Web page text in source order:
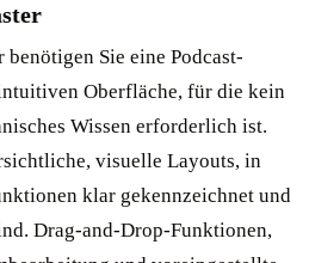
benötigen Sie eine Podcast-
Oberfläche, für die kein
Wissen erforderlich ist.
visuelle Layouts, in
klar gekennzeichnet und
Drag-and-Drop-Funktionen,